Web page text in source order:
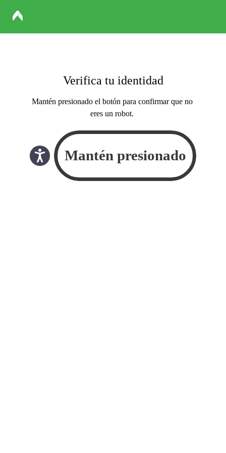
Verifica tu identidad
Mantén presionado el botón para confirmar que no
eres un robot.